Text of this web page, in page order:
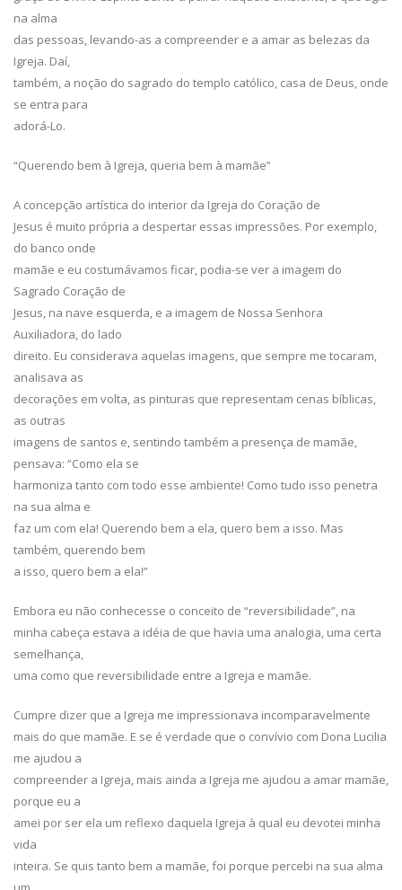
na alma
das pessoas, levando-as a compreender e a amar as belezas da
Igreja. Daí,
também, a noção do sagrado do templo católico, casa de Deus, onde
se entra para
adorá-Lo.
“Querendo bem à Igreja, queria bem à mamãe”
A concepção artística do interior da Igreja do Coração de
Jesus é muito própria a despertar essas impressões. Por exemplo,
do banco onde
mamãe e eu costumávamos ficar, podia-se ver a imagem do
Sagrado Coração de
Jesus, na nave esquerda, e a imagem de Nossa Senhora
Auxiliadora, do lado
direito. Eu considerava aquelas imagens, que sempre me tocaram,
analisava as
decorações em volta, as pinturas que representam cenas bíblicas,
as outras
imagens de santos e, sentindo também a presença de mamãe,
pensava: “Como ela se
harmoniza tanto com todo esse ambiente! Como tudo isso penetra
na sua alma e
faz um com ela! Querendo bem a ela, quero bem a isso. Mas
também, querendo bem
a isso, quero bem a ela!”
Embora eu não conhecesse o conceito de “reversibilidade”, na
minha cabeça estava a idéia de que havia uma analogia, uma certa
semelhança,
uma como que reversibilidade entre a Igreja e mamãe.
Cumpre dizer que a Igreja me impressionava incomparavelmente
mais do que mamãe. E se é verdade que o convívio com Dona Lucilia
me ajudou a
compreender a Igreja, mais ainda a Igreja me ajudou a amar mamãe,
porque eu a
amei por ser ela um reflexo daquela Igreja à qual eu devotei minha
vida
inteira. Se quis tanto bem a mamãe, foi porque percebi na sua alma